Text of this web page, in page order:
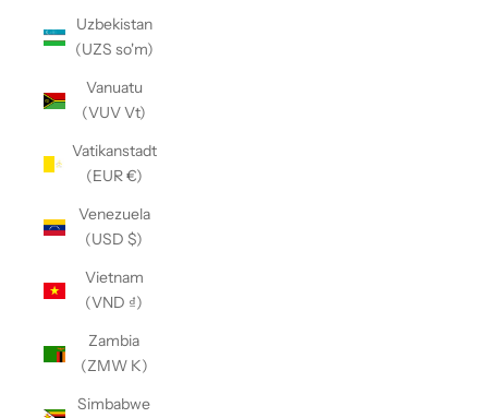
Uzbekistan
(UZS so'm)
Vanuatu
(VUV Vt)
Vatikanstadt
(EUR €)
Venezuela
(USD $)
Vietnam
(VND ₫)
Zambia
(ZMW K)
Simbabwe